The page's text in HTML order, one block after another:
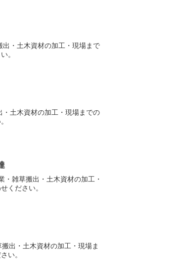
・土木資材の加工・現場まで
。
土木資材の加工・現場までの
雑草搬出・土木資材の加工・
ください。
出・土木資材の加工・現場ま
い。